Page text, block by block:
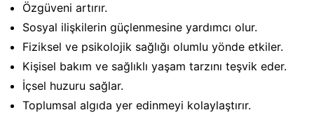
Özgüveni artırır.
Sosyal ilişkilerin güçlenmesine yardımcı olur.
Fiziksel ve psikolojik sağlığı olumlu yönde etkiler.
Kişisel bakım ve sağlıklı yaşam tarzını teşvik eder.
İçsel huzuru sağlar.
Toplumsal algıda yer edinmeyi kolaylaştırır.